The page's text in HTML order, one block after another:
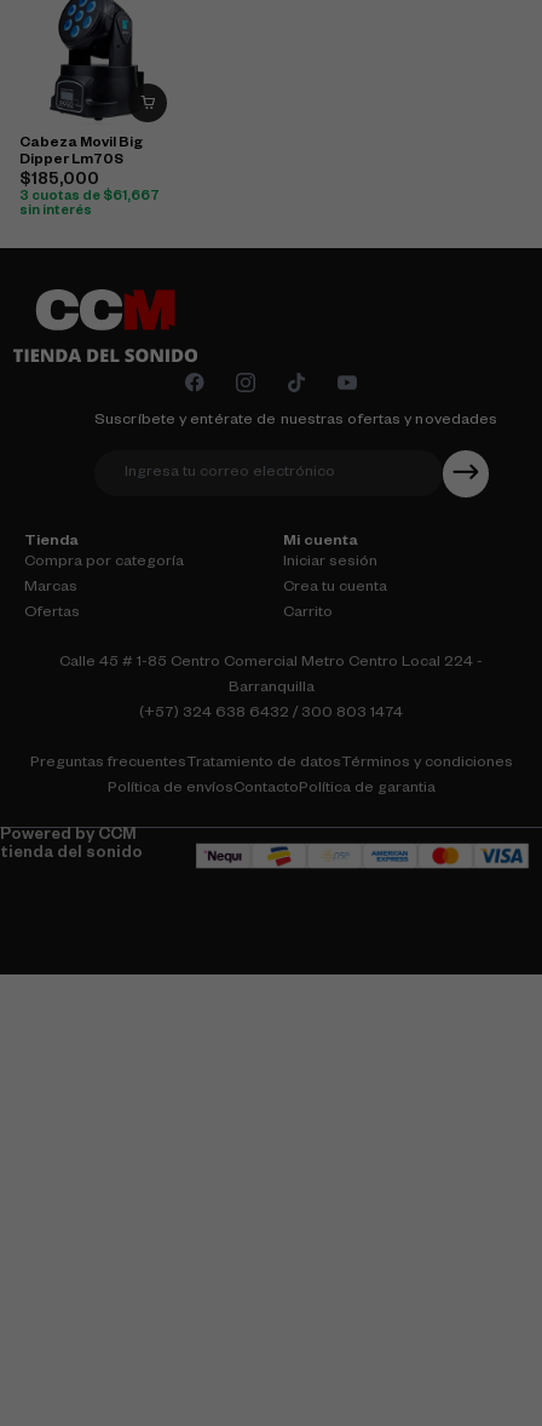
Cabeza Movil Big
Dipper Lm70S
$185,000
3 cuotas de $61,667
sin interés
Suscríbete y entérate de nuestras ofertas y novedades
Tienda
Compra por categoría
Marcas
Ofertas
Mi cuenta
Iniciar sesión
Crea tu cuenta
Carrito
Calle 45 # 1-85 Centro Comercial Metro Centro Local 224 -
Barranquilla
(+57) 324 638 6432 / 300 803 1474
Preguntas frecuentesTratamiento de datosTérminos y condiciones
Política de envíosContactoPolítica de garantia
Powered by CCM
tienda del sonido